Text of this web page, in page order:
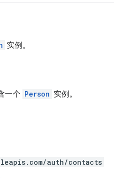
实例。
一个 Person 实例。
auth/contacts